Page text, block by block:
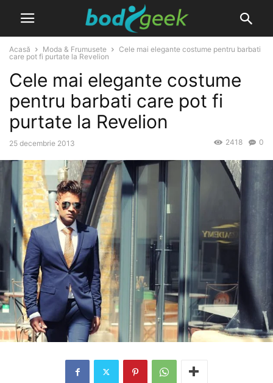
Acasă Moda & Frumusete
Cele mai elegante costume pentru barbati
care pot fi purtate la Revelion
Cele mai elegante costume
pentru barbati care pot fi
purtate la Revelion
25 decembrie 2013 0
2418